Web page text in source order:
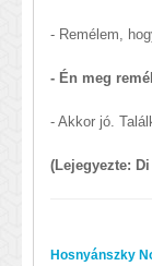
- Remélem,
- Én meg
- Akkor jó.
(Lejegyezte:
Hosnyánszky